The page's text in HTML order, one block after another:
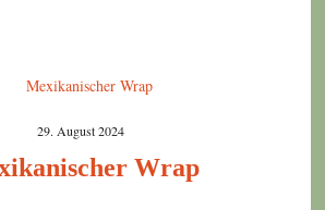
29. August 2024
Wrap